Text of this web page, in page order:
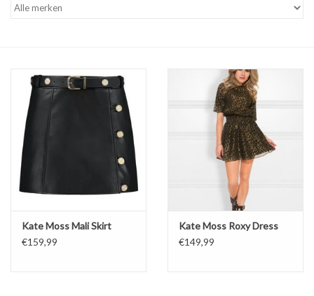
Pakken
Accessoires
Merken
Kate Moss Mali Skirt
€159,99
Kate Moss Roxy Dress
€149,99